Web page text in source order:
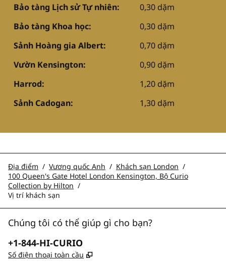
Bảo tàng Lịch sử Tự nhiên:
0,30 dặm
Bảo tàng Khoa học:
0,30 dặm
Sảnh Hoàng gia Albert:
0,70 dặm
Vườn Kensington:
0,90 dặm
Harrod:
1,20 dặm
Sảnh Cadogan:
1,30 dặm
Địa điểm / Vương quốc Anh / Khách sạn London /
100 Queen's Gate Hotel London Kensington, Bộ Curio
Collection by Hilton /
Vị trí khách sạn
Chúng tôi có thể giúp gì cho bạn?
Điện thoại:
+1-844-HI-CURIO
Số điện thoại toàn cầu ,